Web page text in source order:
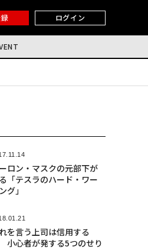
ログイン
ロン・マスクの元部下が
「テスラのハード・ワー
グ」
を言う上司は信用する
小心者が発する5つのせり